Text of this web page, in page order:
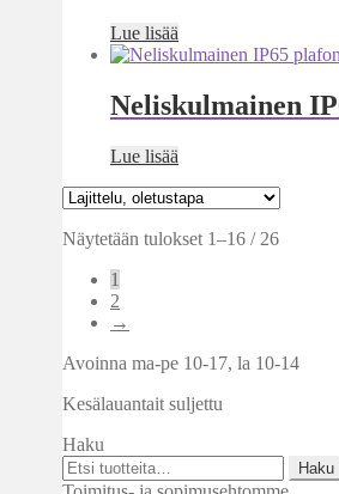
Lue lisää
Neliskulmainen
Lue lisää
Näytetään tulokset 1–16 / 26
1
2
→
Avoinna ma-pe 10-17, la 10-14
Kesälauantait suljettu
Haku
Etsi:
Haku